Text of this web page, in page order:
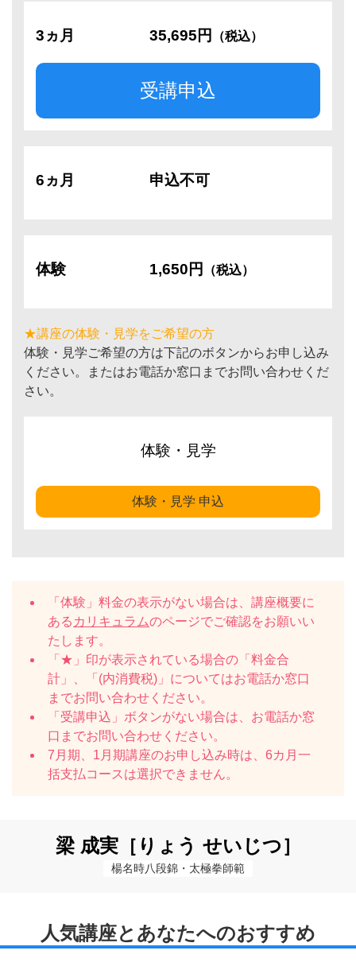
3ヵ月 35,695円 （税込）
受講申込
6ヵ月 申込不可
体験 1,650円 （税込）
★講座の体験・見学をご希望の方
体験・見学ご希望の方は下記のボタンからお申し込み
ください。またはお電話か窓口までお問い合わせくだ
さい。
体験・見学
体験・見学 申込
「体験」料金の表示がない場合は、講座概要に
ある カリキュラムのページでご確認をお願いい
たします。
「★」印が表示されている場合の「料金合
計」、「(内消費税)」についてはお電話か窓口
までお問い合わせください。
「受講申込」ボタンがない場合は、お電話か窓
口までお問い合わせください。
7月期、1月期講座のお申し込み時は、6カ月一
括支払コースは選択できません。
梁 成実［りょう せいじつ］
楊名時八段錦・太極拳師範